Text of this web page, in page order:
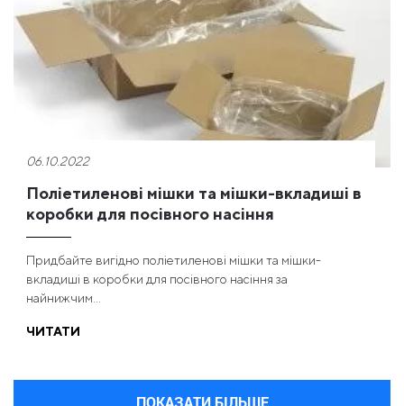
06.10.2022
Поліетиленові мішки та мішки-вкладиші в
коробки для посівного насіння
Придбайте вигідно поліетиленові мішки та мішки-
вкладиші в коробки для посівного насіння за
найнижчим...
ЧИТАТИ
ПОКАЗАТИ БІЛЬШЕ